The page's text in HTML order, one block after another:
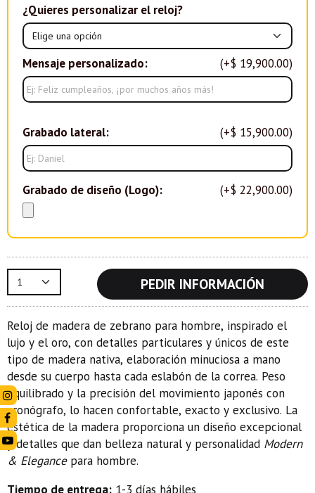
¿Quieres personalizar el reloj?
Mensaje personalizado: (+$ 19,900.00)
Grabado lateral: (+$ 15,900.00)
Grabado de diseño (Logo): (+$ 22,900.00)
PEDIR INFORMACIÓN
Reloj de madera de zebrano para hombre, inspirado el
lujo y el oro, con detalles particulares y únicos de este
tipo de madera nativa, elaboración minuciosa a mano
desde su cuerpo hasta cada eslabón de la correa. Peso
equilibrado y la precisión del movimiento japonés con
cronógrafo, lo hacen confortable, exacto y exclusivo. La
estética de la madera proporciona un diseño excepcional
y detalles que dan belleza natural y personalidad Modern
& Elegance para hombre.
Tiempo de entrega: 1-3 días hábiles